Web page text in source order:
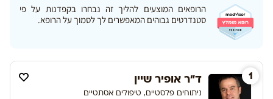
הרופאים המוצעים להליך זה נבחרו בקפדנות על פי
סטנדרטים גבוהים המאפשרים לך לסמוך על הרופא.
ד"ר אופיר שיין
ניתוחים פלסטיים, טיפולים אסתטיים
1